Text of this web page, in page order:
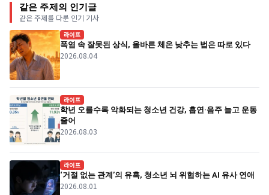
같은 주제의 인기글
같은 주제를 다룬 인기 기사
라이프
폭염 속 잘못된 상식, 올바른 체온 낮추는 법은 따로 있다
2026.08.04
라이프
학년 오를수록 악화되는 청소년 건강, 흡연·음주 늘고 운동
줄어
2026.08.03
라이프
‘거절 없는 관계’의 유혹, 청소년 뇌 위협하는 AI 유사 연애
2026.08.01